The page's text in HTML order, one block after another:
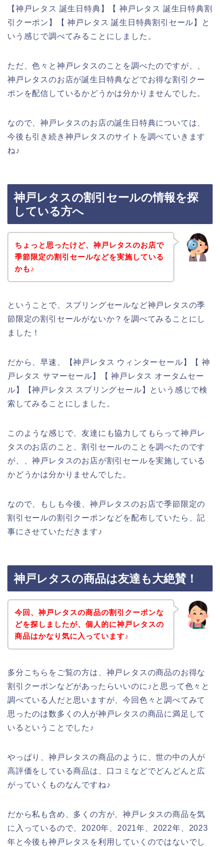
【神戸レタス 誕生日特典】【 神戸レタス 誕生日特典割
引クーポン】【 神戸レタス 誕生日特典割引セール】と
いう感じで調べてみることにしました。
ただ、色々と神戸レタスのことを調べたのですが、、
神戸レタスのお店が誕生日特典などでお得な割引クー
ポンを配信しているかどうかは分かりませんでした。
なので、神戸レタスのお店の誕生日特典については、
今後も引き続き神戸レタスのサイトを調べていきます
ね♪
神戸レタスの割引セールの情報を探
している方へ
ちょっと思ったけど、神戸レタスのお店で
季節限定の割引セールなどを実施している
かも♪
ということで、スプリングセールなど神戸レタスの季
節限定の割引セールがないか？を調べてみることにし
ました！
だから、早速、【神戸レタス ウィンターセール】【 神
戸レタス サマーセール】【 神戸レタス オータムセー
ル】【神戸レタス スプリングセール】という感じで検
索してみることにしました。
このような感じで、友達にも協力してもらって神戸レ
タスのお店のこと、割引セールのことを調べたのです
が、、神戸レタスのお店が割引セールを実施している
かどうかは分かりませんでした。
なので、もしも今後、神戸レタスのお店で季節限定の
割引セールの割引クーポンなどを配布していたら、記
事にさせていただきます♪
神戸レタスの商品は友達も大絶賛！
今回、神戸レタスの商品の割引クーポンな
どを探しましたが、個人的に神戸レタスの
商品はかなり気に入っています♪
多分こちらをご覧の方は、神戸レタスの商品のお得な
割引クーポンなどがあったらいいのに♪と思って色々と
調べている人だと思いますが、今回色々と調べてみて
思ったのは数多くの人が神戸レタスの商品に満足して
いるということでした♪
やっぱり、神戸レタスの商品のように、世の中の人が
高評価をしている商品は、口コミなどでどんどんと広
がっていくものなんですね♪
だから私も含め、多くの方が、神戸レタスの商品を気
に入っているので、2020年、2021年、2022年、2023
年と今後も神戸レタスを利用していくのではないでし